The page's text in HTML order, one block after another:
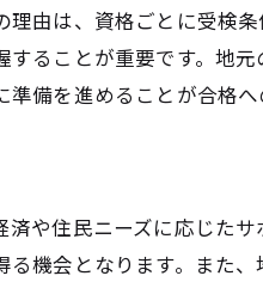
長由は、資格ごとに受検
ることが重要です。地
備を進めることが合格へ
や住民ニーズに応じた
機会となります。また、